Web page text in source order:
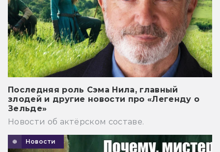
Последняя роль Сэма Нила, главный
злодей и другие новости про «Легенду о
Зельде»
Новости об актёрском составе.
Новости